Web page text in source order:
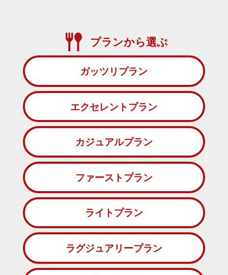
プランから選ぶ
ガッツリプラン
エクセレントプラン
カジュアルプラン
ファーストプラン
ライトプラン
ラグジュアリープラン